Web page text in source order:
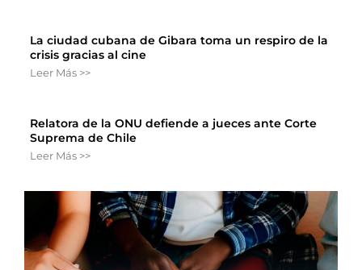
La ciudad cubana de Gibara toma un respiro de la
crisis gracias al cine
Leer Más >>
Relatora de la ONU defiende a jueces ante Corte
Suprema de Chile
Leer Más >>